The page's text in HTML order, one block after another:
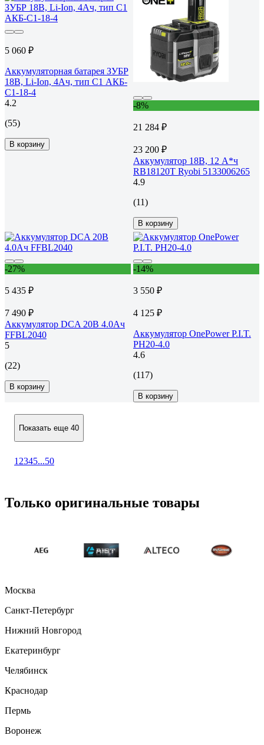
5 060 ₽
Аккумуляторная батарея ЗУБР
18В, Li-Ion, 4Ач, тип С1 АКБ-
С1-18-4
4.2
(55)
В корзину
-8%
21 284 ₽
23 200 ₽
Аккумулятор 18В, 12 А*ч
RB18120T Ryobi 5133006265
4.9
(11)
В корзину
-27%
5 435 ₽
7 490 ₽
Аккумулятор DCA 20В 4.0Ач
FFBL2040
5
(22)
В корзину
-14%
3 550 ₽
4 125 ₽
Аккумулятор OnePower P.I.T.
PH20-4.0
4.6
(117)
В корзину
Показать еще 40
1 2345...50
Только оригинальные товары
Москва
Санкт-Петербург
Нижний Новгород
Екатеринбург
Челябинск
Краснодар
Пермь
Воронеж